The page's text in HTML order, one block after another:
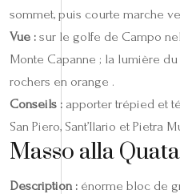
sommet, puis courte marche
Vue : sur le golfe de Campo
Monte Capanne ; la lumière
rochers en orange .
Conseils : apporter trépied et
San Piero, Sant’Ilario et Pietra
Masso alla
Description : énorme bloc de